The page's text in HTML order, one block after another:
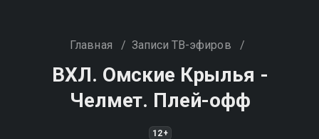
Главная / Записи ТВ-эфиров /
ВХЛ. Омские Крылья -
Челмет. Плей-офф
12+